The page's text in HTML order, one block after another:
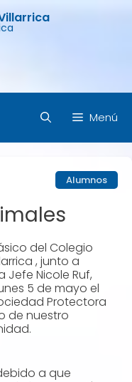
Menú
Alumnos
del Colegio
, junto a
Jefe Nicole Ruf,
5 de mayo el
Protectora
de nuestro
a que